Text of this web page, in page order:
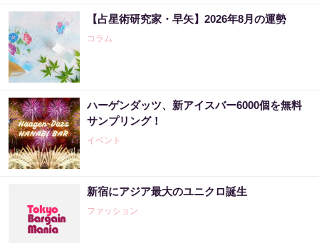
【占星術研究家・早矢】2026年8月の運勢
コラム
ハーゲンダッツ、新アイスバー6000個を無料
サンプリング！
イベント
新宿にアジア最大のユニクロ誕生
ファッション